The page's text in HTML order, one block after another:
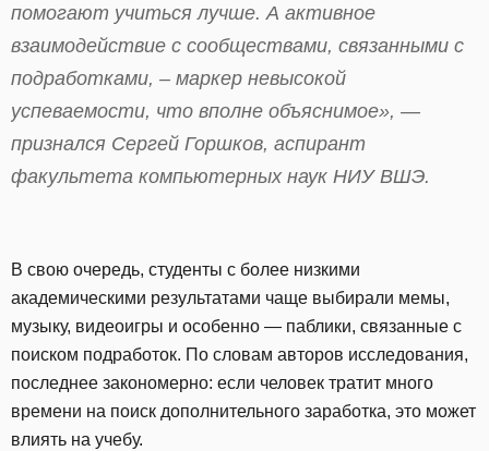
помогают учиться лучше. А активное
взаимодействие с сообществами, связанными с
подработками, – маркер невысокой
успеваемости, что вполне объяснимое», —
признался Сергей Горшков, аспирант
факультета компьютерных наук НИУ ВШЭ.
В свою очередь, студенты с более низкими
академическими результатами чаще выбирали мемы,
музыку, видеоигры и особенно — паблики, связанные с
поиском подработок. По словам авторов исследования,
последнее закономерно: если человек тратит много
времени на поиск дополнительного заработка, это может
влиять на учебу.